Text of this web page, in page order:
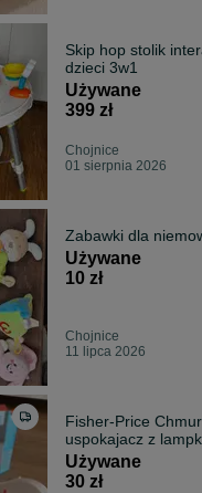
Skip hop stolik
dzieci 3w1
Używane
399 zł
Chojnice
01 sierpnia 2026
Zabawki dla
Używane
10 zł
Chojnice
11 lipca 2026
Fisher-Price
uspokajacz z
dźwiękami
Używane
30 zł